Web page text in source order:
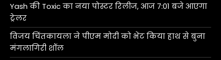
Yash की Toxic का नया पोस्टर रिलीज, आज 7:01 बजे आएगा
ट्रेलर
विजय चिंतकायला ने पीएम मोदी को भेंट किया हाथ से बुना
मंगलागिरी शॉल